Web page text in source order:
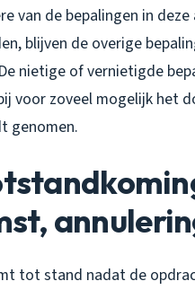
van de bepalingen in
blijven de overige
nietige of vernietigde
voor zoveel mogelijk het
genomen.
tot stand nadat de